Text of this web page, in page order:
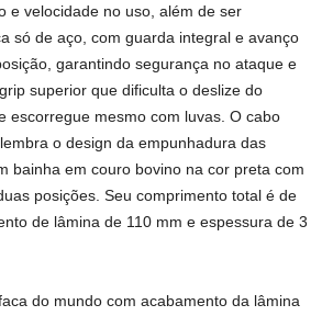
e velocidade no uso, além de ser
só de aço, com guarda integral e avanço
garantindo segurança no ataque e
superior que dificulta o deslize do
escorregue mesmo com luvas. O cabo
o design da empunhadura das
bainha em couro bovino na cor preta com
posições. Seu comprimento total é de
de lâmina de 110 mm e espessura de 3
do mundo com acabamento da lâmina